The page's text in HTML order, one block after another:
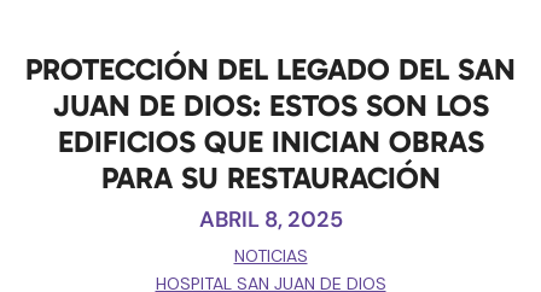
PROTECCIÓN DEL LEGADO DEL SAN
JUAN DE DIOS: ESTOS SON LOS
EDIFICIOS QUE INICIAN OBRAS
PARA SU RESTAURACIÓN
ABRIL 8, 2025
NOTICIAS
HOSPITAL SAN JUAN DE DIOS